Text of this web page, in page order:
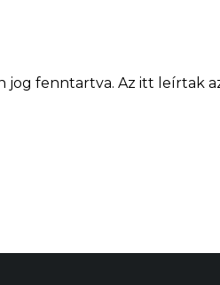
fenntartva. Az itt leírtak